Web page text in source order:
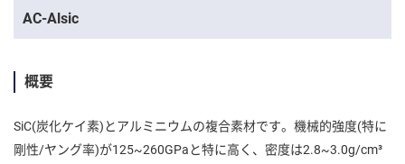
AC-Alsic
概要
SiC(炭化ケイ素)とアルミニウムの複合素材です。機械的強度(特に
剛性/ヤング率)が125~260GPaと特に高く、密度は2.8~3.0g/cm³